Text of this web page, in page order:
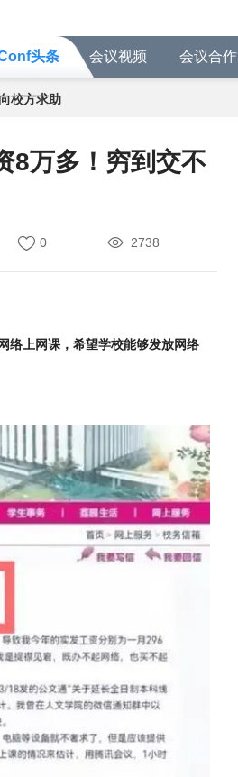
头条 会议视频 会议合作
校方求助
8万多！穷到交不
0 2738
络上网课，希望学校能够发放网络